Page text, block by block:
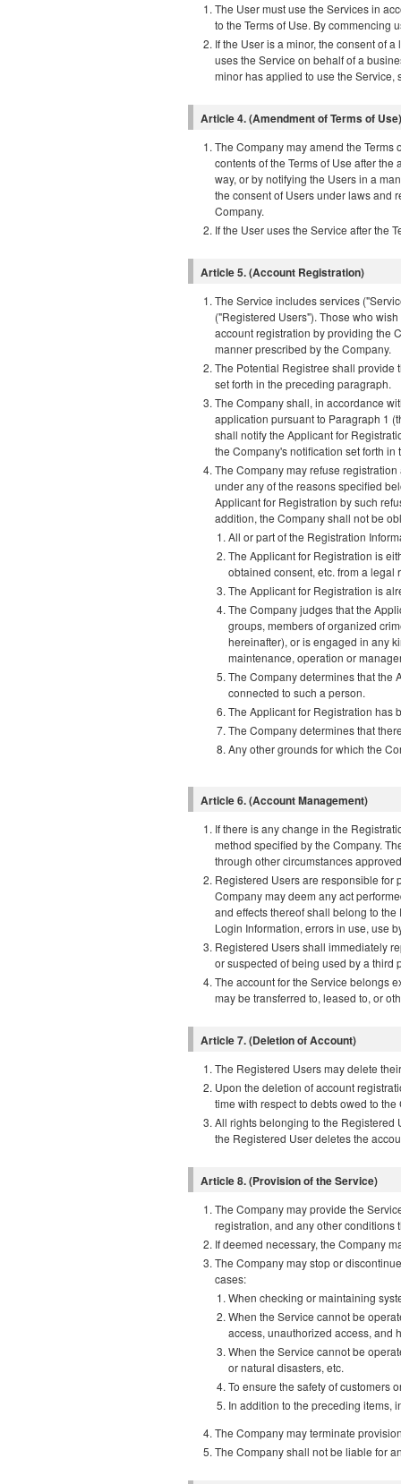
The User must use the Services in
to the Terms of Use. By commencing
If the User is a minor, the consent of
uses the Service on behalf of a
minor has applied to use the
Article 4. (Amendment of Terms of Use)
The Company may amend the
contents of the Terms of Use after
way, or by notifying the Users in a
the consent of Users under laws and
Company.
If the User uses the Service after the
Article 5. (Account Registration)
The Service includes services
("Registered Users"). Those who
account registration by providing the
manner prescribed by the Company.
The Potential Registree shall provide
set forth in the preceding paragraph.
The Company shall, in accordance
application pursuant to Paragraph 1
shall notify the Applicant for
the Company's notification set forth in
The Company may refuse
under any of the reasons specified
Applicant for Registration by such
addition, the Company shall not be
All or part of the Registration
The Applicant for Registration is
obtained consent, etc. from a legal
The Applicant for Registration is
The Company judges that the
groups, members of organized
hereinafter), or is engaged in any
maintenance, operation or
The Company determines that the
connected to such a person.
The Applicant for Registration has
The Company determines that
Any other grounds for which the
Article 6. (Account Management)
If there is any change in the
method specified by the Company.
through other circumstances
Registered Users are responsible for
Company may deem any act
and effects thereof shall belong to
Login Information, errors in use, use
Registered Users shall immediately
or suspected of being used by a third
The account for the Service belongs
may be transferred to, leased to, or
Article 7. (Deletion of Account)
The Registered Users may delete
Upon the deletion of account
time with respect to debts owed to
All rights belonging to the Registered
the Registered User deletes the
Article 8. (Provision of the Service)
The Company may provide the
registration, and any other conditions
If deemed necessary, the Company
The Company may stop or
cases:
When checking or maintaining
When the Service cannot be
access, unauthorized access, and
When the Service cannot be
or natural disasters, etc.
To ensure the safety of customers
In addition to the preceding items,
The Company may terminate
The Company shall not be liable for